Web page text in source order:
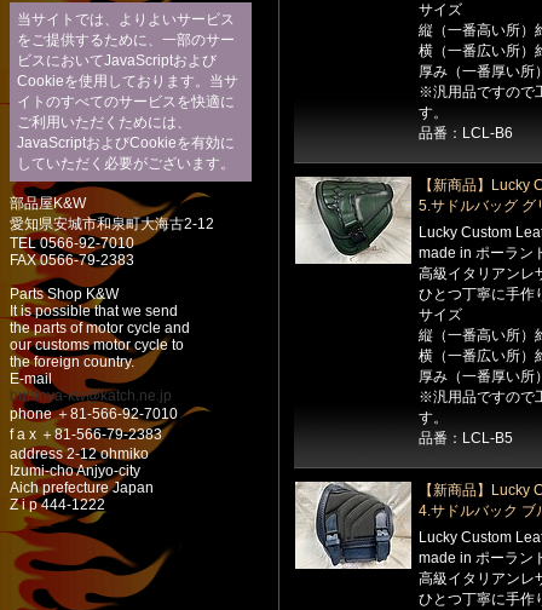
サイズ
縦（一番高い所）
横（一番広い所）
厚み（一番厚い所
※汎用品ですので
す。
品番：LCL-B6
【新商品】Lucky
5.サドルバッグ グ
Lucky Custom
made in ポーラン
高級イタリアンレ
ひとつ丁寧に手作
サイズ
縦（一番高い所）
横（一番広い所）
厚み（一番厚い所
※汎用品ですので
す。
品番：LCL-B5
【新商品】Lucky
4.サドルバック ブ
Lucky Custom
made in ポーラン
高級イタリアンレ
ひとつ丁寧に手作
当サイトでは、よりよいサービス
をご提供するために、一部のサー
ビスにおいてJavaScriptおよび
Cookieを使用しております。当サ
イトのすべてのサービスを快適に
ご利用いただくためには、
JavaScriptおよびCookieを有効に
していただく必要がございます。
部品屋K&W
愛知県安城市和泉町大海古2-12
TEL 0566-92-7010
FAX 0566-79-2383
Parts Shop K&W
It is possible that we send
the parts of motor cycle and
our customs motor cycle to
the foreign country.
E-mail
buhinya-kw@katch.ne.jp
phone ＋81-566-92-7010
f a x ＋81-566-79-2383
address 2-12 ohmiko
Izumi-cho Anjyo-city
Aich prefecture Japan
Z i p 444-1222